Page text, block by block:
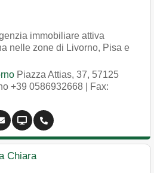
immobiliare attiva
nelle zone di Livorno, Pisa e
Piazza Attias, 37, 57125
+39 0586932668 | Fax:
Chiara